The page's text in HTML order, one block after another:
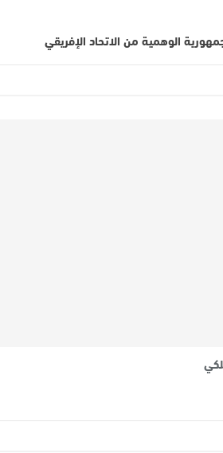
الوهمية من الاتحاد الإفريقي